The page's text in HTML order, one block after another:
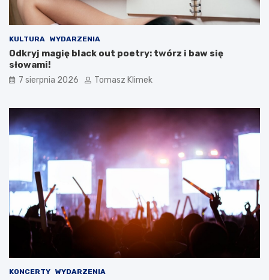
KULTURA WYDARZENIA
Odkryj magię black out poetry: twórz i baw się
słowami!
7 sierpnia 2026 Tomasz Klimek
KONCERTY WYDARZENIA